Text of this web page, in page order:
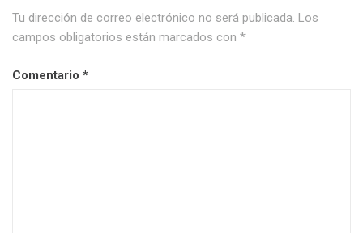
Tu dirección de correo electrónico no será publicada. Los
campos obligatorios están marcados con *
Comentario *